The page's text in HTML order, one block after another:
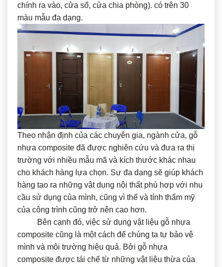
chính ra vào, cửa sổ, cửa chia phòng). có trên 30
màu mẫu đa dạng.
Theo nhận định của các chuyên gia, ngành cửa, gỗ
nhựa composite đã được nghiên cứu và đưa ra thị
trường với nhiều mẫu mã và kích thước khác nhau
cho khách hàng lựa chọn. Sự đa dạng sẽ giúp khách
hàng tạo ra những vật dụng nội thất phù hợp với nhu
cầu sử dụng của mình, cũng vì thế và tính thẩm mỹ
của công trình cũng trở nên cao hơn.
Bên cạnh đó, việc sử dụng vật liệu gỗ nhựa
composite cũng là một cách để chúng ta tự bảo vệ
mình và môi trường hiệu quả. Bởi gỗ nhựa
composite được tái chế từ những vật liệu thừa của